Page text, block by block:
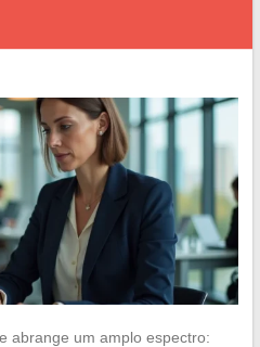
abrange um amplo espectro: